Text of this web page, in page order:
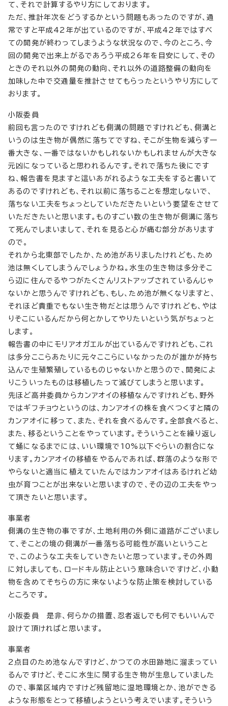
て、それで計算するやり方にしております。
ただ、推計年次をどうするかという問題もあったのですが、通
常ですと平成42年が出ているのですが、平成42年ではすべ
ての開発が終わってしまうような状況なので、今のところ、今
回の開発で出来上がるであろう平成26年を目安にして、その
ときのそれ以外の開発の動向、それ以外の道路整備の動向を
加味した中で交通量を推計させてもらったというやり方にして
おります。
小阪委員
前回も言ったのですけれども側溝の問題ですけれども、側溝と
いうのは生き物が偶然に落ちてですね、そこが生物を減らす一
番大きな、一番ではないかもしれないかもしれませんが大きな
元凶になっていると思われるんです。それで落ちた後にです
ね、報告書を見ますと這いあがれるような工夫をすると書いて
あるのですけれども、それ以前に落ちることを想定しないで、
落ちない工夫をちょっとしていただきたいという要望をさせて
いただきたいと思います。ものすごい数の生き物が側溝に落ち
て死んでしまいまして、それを見ると心が痛む部分があります
ので。
それから北東部でしたか、ため池がありましたけれども、ため
池は無くしてしまうんでしょうかね。水生の生き物は多分そこ
ら辺に住んでるやつがたくさんリストアップされているんじゃ
ないかと思うんですけれども、もし、ため池が無くなりますと、
それほど貴重でもない生き物だとは思うんですけれども、やは
りそこにいるんだから何とかしてやりたいという気がちょっと
します。
報告書の中にモリアオガエルが出ているんですけれども、これ
は多分ここらあたりに元々ここらにいなかったのが誰かが持ち
込んで生殖繁殖しているものじゃないかと思うので、開発によ
りこういったものは移植したって滅びてしまうと思います。
先ほど高井委員からカンアオイの移植なんですけれども、野外
ではギフチョウというのは、カンアオイの株を食べつくすと隣の
カンアオイに移って、また、それを食べるんです。全部食べると、
また、移るということをやっています。そういうことを繰り返し
て蛹になるまでには、いい環境で10%以下ぐらいの割合にな
ります。カンアオイの移植をやるんであれば、群落のような形で
やらないと適当に植えていたんではカンアオイはあるけれど幼
虫が育つことが出来ないと思いますので、その辺の工夫をやっ
て頂きたいと思います。
事業者
側溝の生き物の事ですが、土地利用の外側に道路がございまし
て、そことの境の側溝が一番落ちる可能性が高いということ
で、このような工夫をしていきたいと思っています。その外周
に対しましても、ロードキル防止という意味合いですけど、小動
物を含めてそちらの方に来ないような防止策を検討している
ところです。
小阪委員 是非、何らかの措置、忍者返しでも何でもいいんで
設けて頂ければと思います。
事業者
2点目のため池なんですけど、かつての水田跡地に溜まってい
るんですけど、そこに水生に関する生き物が生息していました
ので、事業区域内ですけど残留地に湿地環境とか、池ができる
ような形態をとって移植しようという考えでいます。そういう